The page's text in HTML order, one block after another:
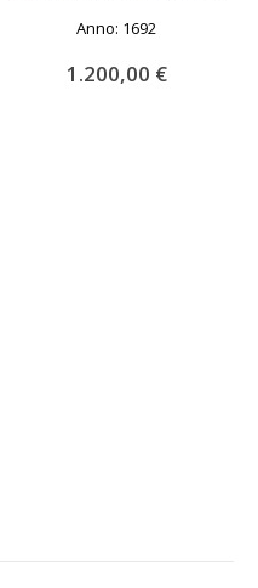
Anno: 1692
1.200,00 €